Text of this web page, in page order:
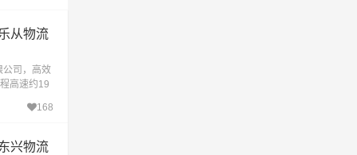
从物流
公司，高效
高速约19
168
兴物流